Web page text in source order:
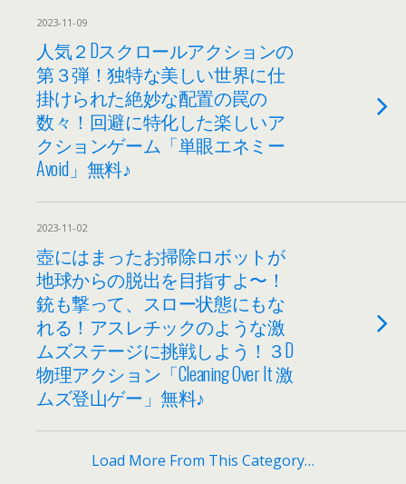
2023-11-09
人気２Dスクロールアクションの
第３弾！独特な美しい世界に仕
掛けられた絶妙な配置の罠の
数々！回避に特化した楽しいア
クションゲーム「単眼エネミー
Avoid」無料♪
2023-11-02
壺にはまったお掃除ロボットが
地球からの脱出を目指すよ〜！
銃も撃って、スロー状態にもな
れる！アスレチックのような激
ムズステージに挑戦しよう！３D
物理アクション「Cleaning Over It 激
ムズ登山ゲー」無料♪
Load More From This Category…